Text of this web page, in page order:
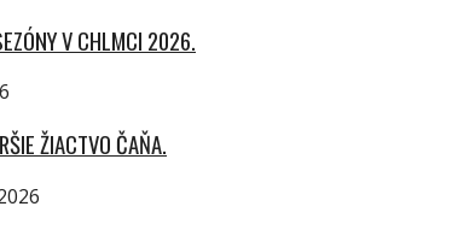
V CHLMCI 2026.
ŽIACTVO ČAŇA.